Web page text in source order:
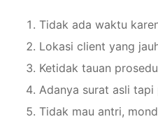
Tidak ada waktu
Lokasi client yang
Ketidak tauan
Adanya surat asli tapi
Tidak mau antri,